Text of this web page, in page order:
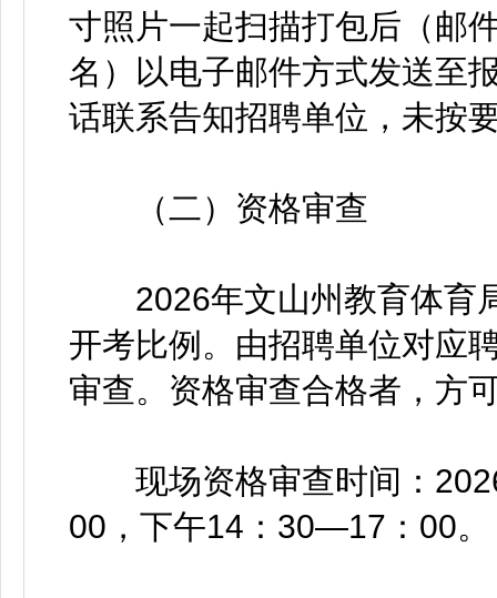
寸照片一起扫描打包后（邮
名）以电子邮件方式发送至
话联系告知招聘单位，未按
（二）资格审查
2026年文山州教育体育
开考比例。由招聘单位对应
审查。资格审查合格者，方
现场资格审查时间：
00，下午14：30—17：00。